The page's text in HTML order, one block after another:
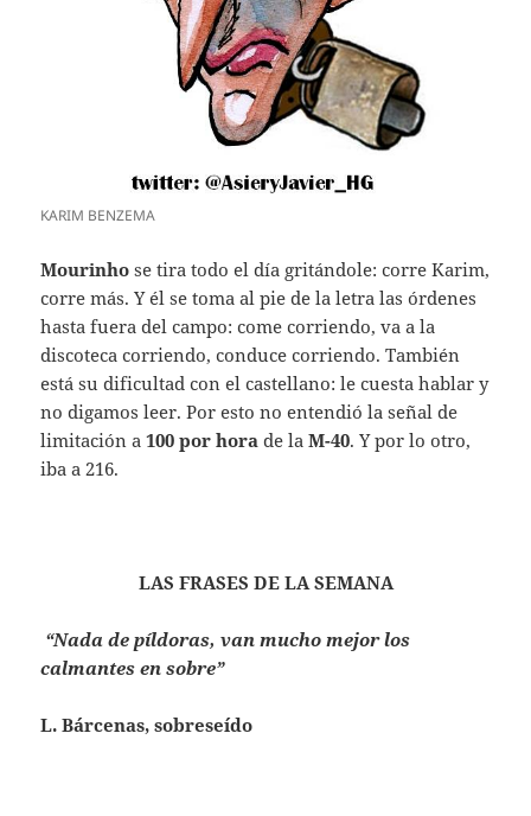
KARIM BENZEMA
Mourinhose tira todo el día gritándole: corre Karim,
corre más. Y él se toma al pie de la letra las órdenes
hasta fuera del campo: come corriendo, va a la
discoteca corriendo, conduce corriendo. También
está su dificultad con el castellano: le cuesta hablar y
no digamos leer. Por esto no entendió la señal de
limitación a100 por hora de laM-40. Y por lo otro,
iba a 216.
LAS FRASES DE LA SEMANA
“Nada de píldoras, van mucho mejor los
calmantes en sobre”
L. Bárcenas, sobreseído